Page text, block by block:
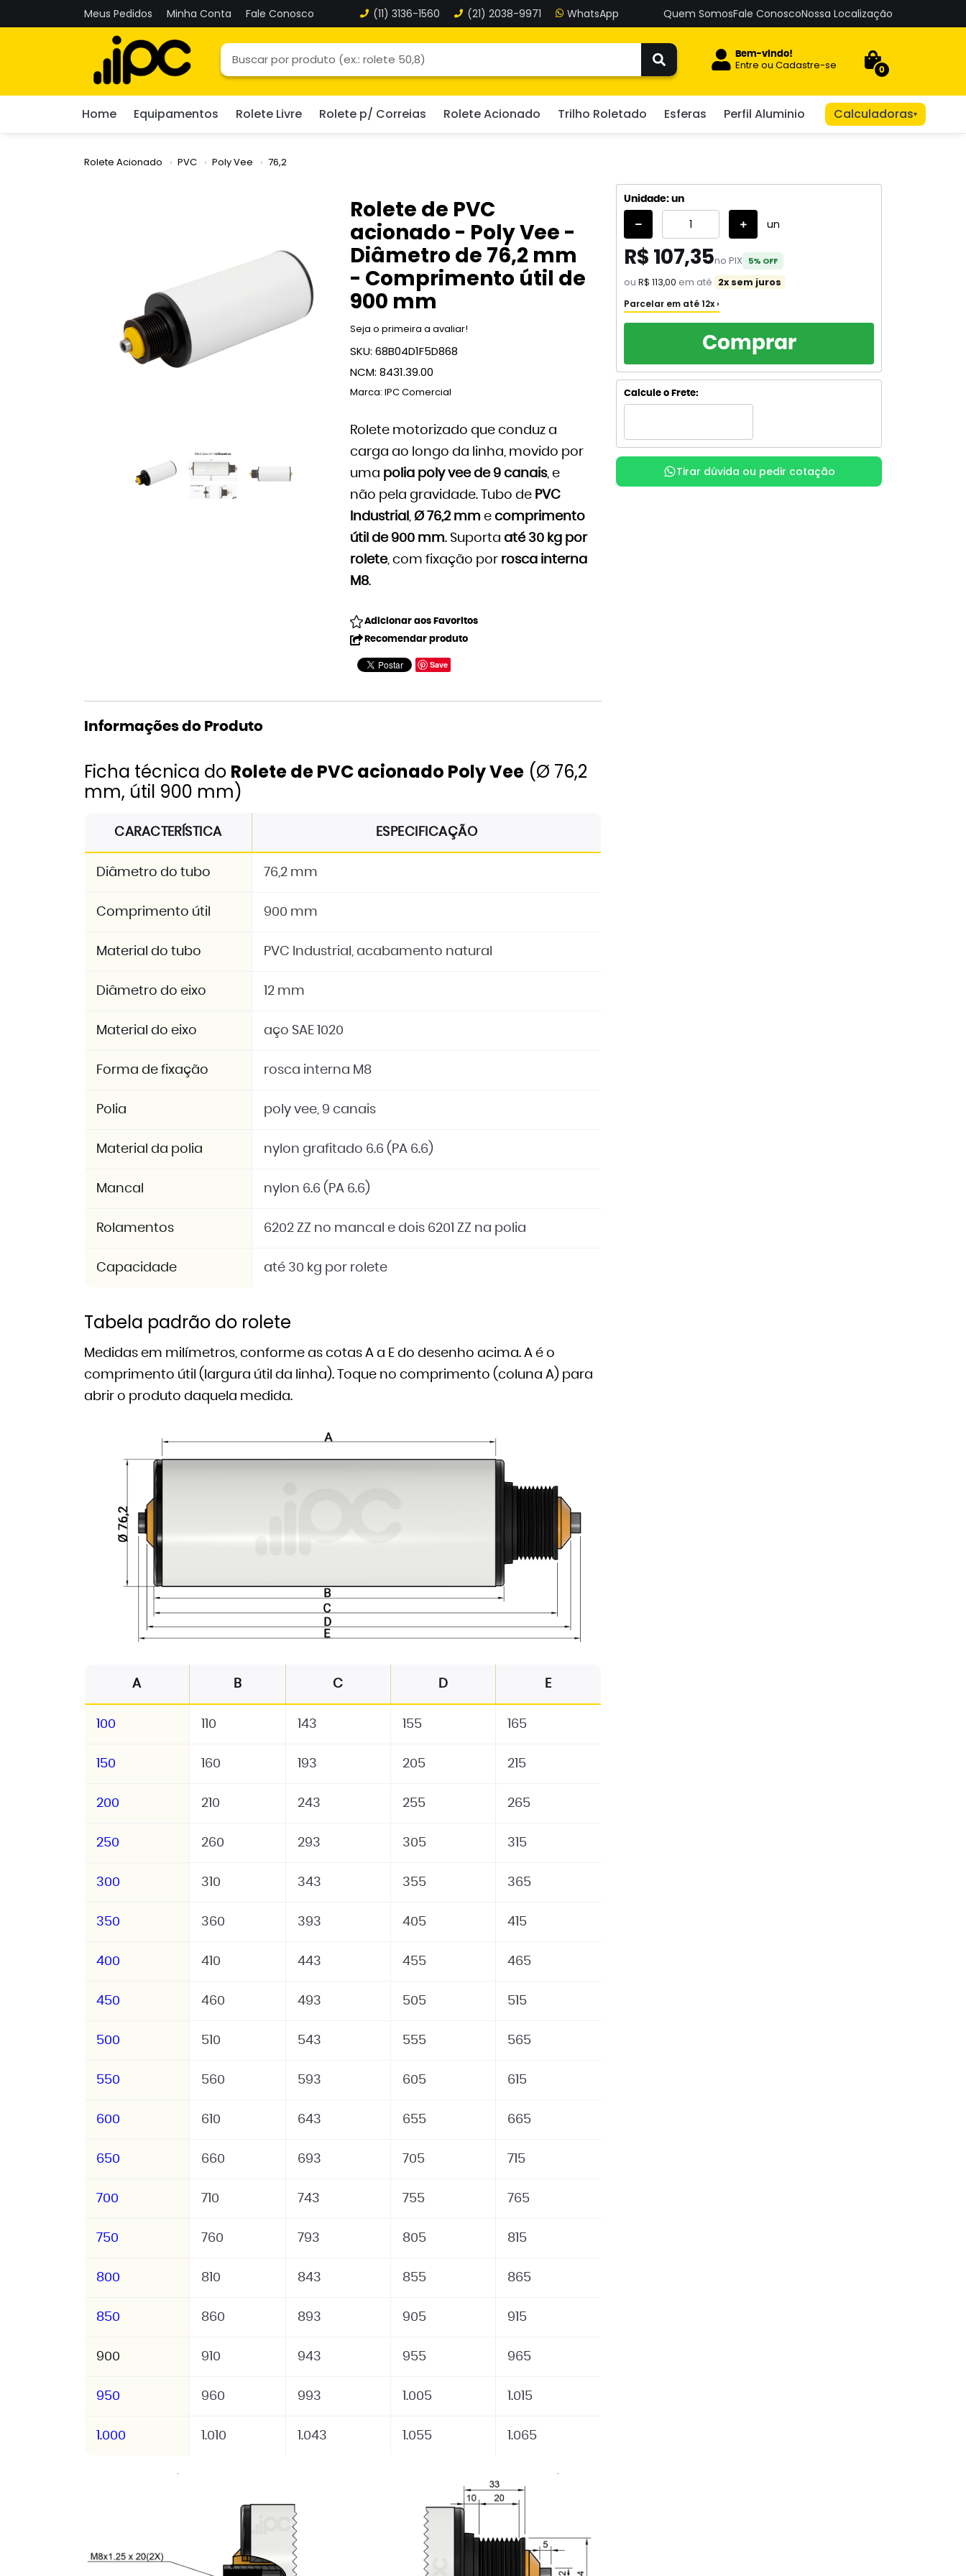
Meus Pedidos Minha Conta Fale Conosco (11) 3136-1560 (21) 2038-9971 Quem SomosFale ConoscoNossa Localização
Bem-vindo!
Entre ouCadastre-se 0
Home Equipamentos Rolete Livre Rolete p/ Correias Rolete Acionado Trilho Roletado Esferas Perfil Aluminio Calculadoras▾
Rolete Acionado PVC Poly Vee 76,2
Rolete de PVC
acionado - Poly Vee -
Diâmetro de 76,2 mm
- Comprimento útil de
900 mm
Seja o primeira a avaliar!
SKU: 68B04D1F5D868
NCM: 8431.39.00
Marca: IPC Comercial
Rolete motorizado que conduz a
carga ao longo da linha, movido por
uma polia poly vee de 9 canais, e
não pela gravidade. Tubo de PVC
Industrial , Ø 76,2 mm e comprimento
útil de 900 mm. Suporta até 30 kg por
rolete, com fixação por rosca interna
M8.
Adicionar aos Favoritos
Recomendar produto
Save
Unidade: un
un
R$ 107,35no PIX 5% OFF
ouR$ 113,00 em até 2x sem juros
Parcelar em até 12x ›
2xde R$ 56,50 R$ 113,00
R$ 125,84
com juros
5xde R$ 25,83 R$ 129,17
com juros
Comprar
Calcule o Frete:
Tirar dúvida ou pedir cotação
Informações do Produto
Ficha técnica do Rolete de PVC acionado Poly Vee (Ø 76,2
mm, útil 900 mm)
CARACTERÍSTICA ESPECIFICAÇÃO
Diâmetro do tubo 76,2 mm
Comprimento útil 900 mm
Material do tubo PVC Industrial, acabamento natural
Diâmetro do eixo 12 mm
Material do eixo aço SAE 1020
Forma de fixação rosca interna M8
Polia poly vee, 9 canais
Material da polia nylon grafitado 6.6 (PA 6.6)
Mancal nylon 6.6 (PA 6.6)
Rolamentos 6202 ZZ no mancal e dois 6201 ZZ na polia
Capacidade até 30 kg por rolete
Tabela padrão do rolete
Medidas em milímetros, conforme as cotas A a E do desenho acima. A é o
comprimento útil (largura útil da linha). Toque no comprimento (coluna A) para
abrir o produto daquela medida.
A B C D E
100 110 143 155 165
150 160 193 205 215
200 210 243 255 265
250 260 293 305 315
300 310 343 355 365
350 360 393 405 415
400 410 443 455 465
450 460 493 505 515
500 510 543 555 565
550 560 593 605 615
600 610 643 655 665
650 660 693 705 715
700 710 743 755 765
750 760 793 805 815
800 810 843 855 865
850 860 893 905 915
900 910 943 955 965
950 960 993 1.005 1.015
1.000 1.010 1.043 1.055 1.065